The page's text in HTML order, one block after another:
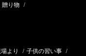
贈り物 /
より / 子供の習い事 /